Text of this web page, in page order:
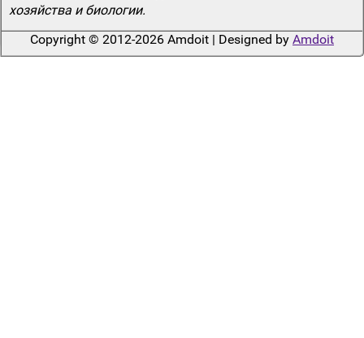
хозяйства и биологии.
Copyright © 2012-2026 Amdoit | Designed by Amdoit